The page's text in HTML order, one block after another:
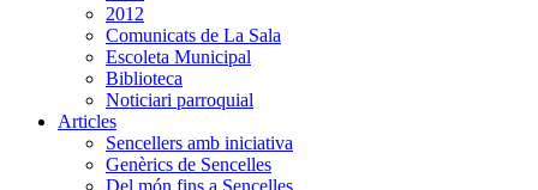
2012
Comunicats de La Sala
Escoleta Municipal
Biblioteca
Noticiari parroquial
Articles
Sencellers amb iniciativa
Genèrics de Sencelles
Del món fins a Sencelles